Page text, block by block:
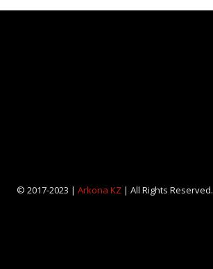
© 2017-2023 | Arkona KZ| All Rights Reserved.